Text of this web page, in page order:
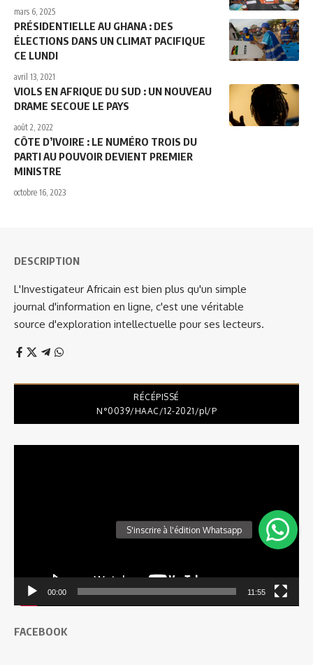
mars 6, 2025
PRÉSIDENTIELLE AU GHANA : DES
ÉLECTIONS DANS UN CLIMAT PACIFIQUE
CE LUNDI
avril 13, 2021
VIOLS EN AFRIQUE DU SUD : UN NOUVEAU
DRAME SECOUE LE PAYS
août 2, 2022
CÔTE D’IVOIRE : LE NUMÉRO TROIS DU
PARTI AU POUVOIR DEVIENT PREMIER
MINISTRE
octobre 16, 2023
DESCRIPTION
L'Investigateur Africain est bien plus qu'un simple
journal d'information en ligne, c'est une véritable
source d'exploration intellectuelle pour ses lecteurs.
RÉCÉPISSÉ
N°0039/HAAC/12-2021/pl/P
00:00 11:55
FACEBOOK